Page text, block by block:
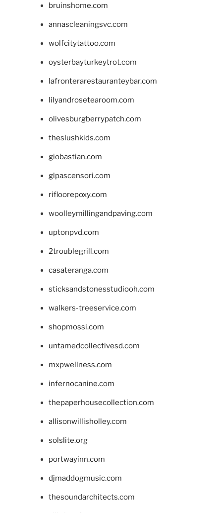
bruinshome.com
annascleaningsvc.com
wolfcitytattoo.com
oysterbayturkeytrot.com
lafronterarestauranteybar.com
lilyandrosetearoom.com
olivesburgberrypatch.com
theslushkids.com
giobastian.com
glpascensori.com
rifloorepoxy.com
woolleymillingandpaving.com
uptonpvd.com
2troublegrill.com
casateranga.com
sticksandstonesstudiooh.com
walkers-treeservice.com
shopmossi.com
untamedcollectivesd.com
mxpwellness.com
infernocanine.com
thepaperhousecollection.com
allisonwillisholley.com
solslite.org
portwayinn.com
djmaddogmusic.com
thesoundarchitects.com